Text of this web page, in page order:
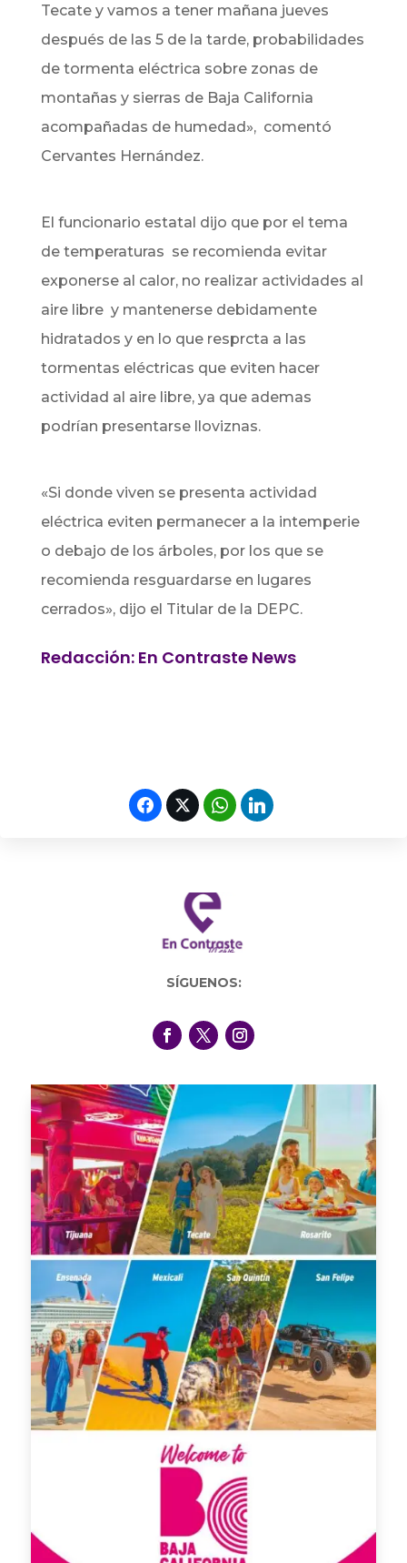
Tecate y vamos a tener mañana jueves
después de las 5 de la tarde, probabilidades
de tormenta eléctrica sobre zonas de
montañas y sierras de Baja California
acompañadas de humedad», comentó
Cervantes Hernández.
El funcionario estatal dijo que por el tema
de temperaturas se recomienda evitar
exponerse al calor, no realizar actividades al
aire libre y mantenerse debidamente
hidratados y en lo que resprcta a las
tormentas eléctricas que eviten hacer
actividad al aire libre, ya que ademas
podrían presentarse lloviznas.
«Si donde viven se presenta actividad
eléctrica eviten permanecer a la intemperie
o debajo de los árboles, por los que se
recomienda resguardarse en lugares
cerrados», dijo el Titular de la DEPC.
Redacción: En Contraste News
SÍGUENOS: